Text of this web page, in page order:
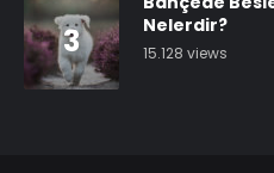
3
Nelerdir?
15.128 views